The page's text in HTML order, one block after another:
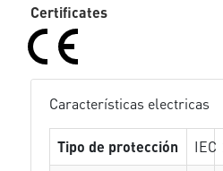
Certificates
Características electricas
Tipo de protección IEC